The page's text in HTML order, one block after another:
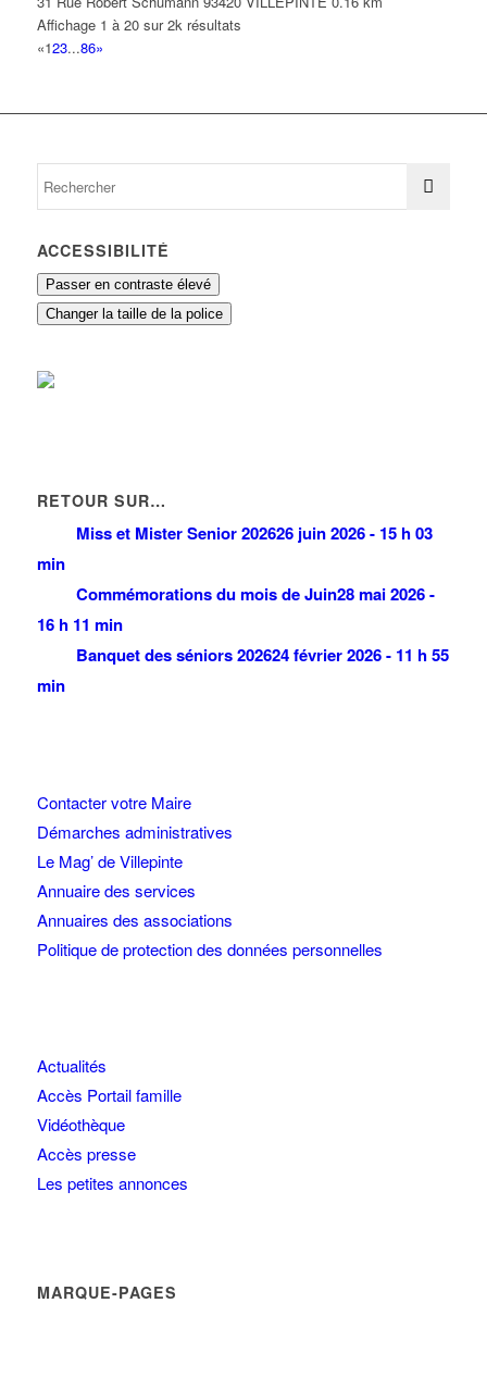
Affichage 1 à 20 sur 2k résultats
«123...86»
ACCESSIBILITÉ
Passer en contraste élevé
Changer la taille de la police
RETOUR SUR…
Miss et Mister Senior 202626 juin 2026 - 15 h 03
min
Commémorations du mois de Juin28 mai 2026 -
16 h 11 min
Banquet des séniors 202624 février 2026 - 11 h 55
min
Contacter votre Maire
Démarches administratives
Le Mag’ de Villepinte
Annuaire des services
Annuaires des associations
Politique de protection des données personnelles
Actualités
Accès Portail famille
Vidéothèque
Accès presse
Les petites annonces
MARQUE-PAGES